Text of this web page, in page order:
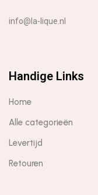
info@la-lique.nl
Handige Links
Home
Alle categorieën
Levertijd
Retouren